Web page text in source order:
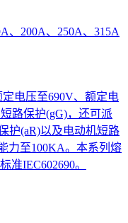
、200A、250A、315A
电压至690V、额定电
路保护(gG)，还可派
护(aR)以及电动机短路
力至100KA。本系列熔
准IEC602690。